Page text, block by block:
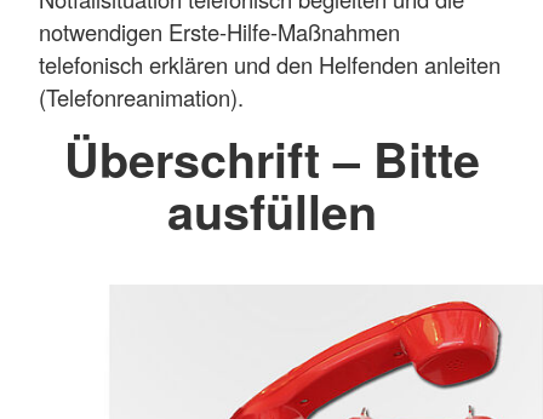
notwendigen Erste-Hilfe-Maßnahmen
telefonisch erklären und den Helfenden anleiten
(Telefonreanimation).
Überschrift – Bitte
ausfüllen